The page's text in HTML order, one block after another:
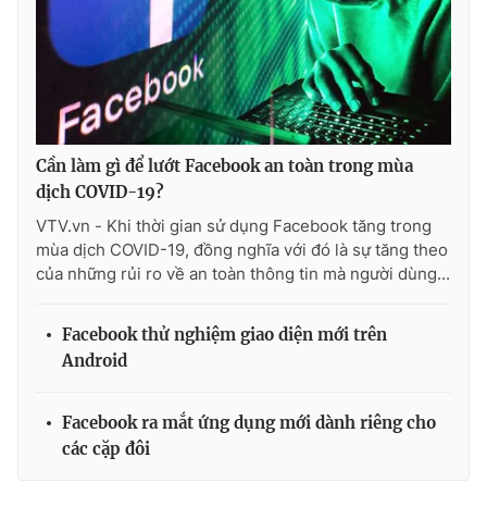
Infographic
Shorts video
VTV Money VTV Thể thao
Thị trường 24h Tấm lòng Việt
VTV4 Vươn mình bằng AI
Liên hệ tòa soạn
Cần làm gì để lướt Facebook an toàn trong mùa
dịch COVID-19?
VTV.vn - Khi thời gian sử dụng Facebook tăng trong
mùa dịch COVID-19, đồng nghĩa với đó là sự tăng theo
của những rủi ro về an toàn thông tin mà người dùng...
Facebook thử nghiệm giao diện mới trên
Android
Facebook ra mắt ứng dụng mới dành riêng cho
các cặp đôi